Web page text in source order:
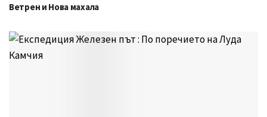
Ветрен и Нова махала